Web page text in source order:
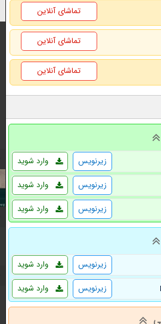
تماشای آنلاین
تماشای آنلاین
تماشای آنلاین
وارد شوید
زیرنویس
وارد شوید
زیرنویس
وارد شوید زیرنویس
وارد شوید
زیرنویس
وارد شوید زیرنویس